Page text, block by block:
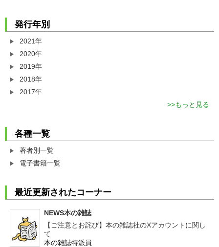
発行年別
2021年
2020年
2019年
2018年
2017年
もっと見る
各種一覧
著者別一覧
電子書籍一覧
最近更新されたコーナー
NEWS本の雑誌
【ご注意とお詫び】本の雑誌社のXアカウントに関し
て
本の雑誌特派員